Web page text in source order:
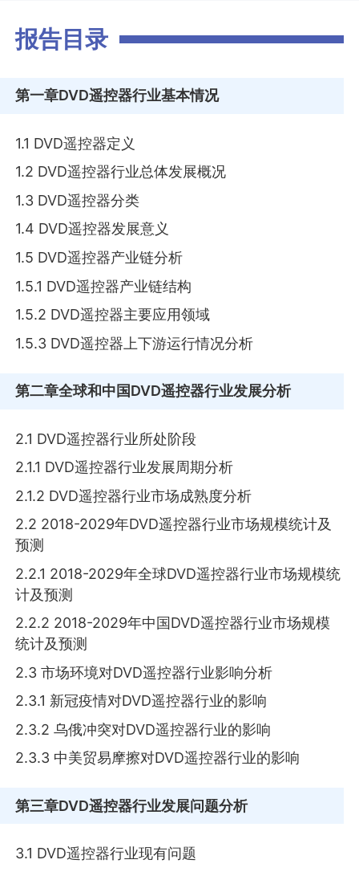
报告目录
第一章DVD遥控器行业基本情况
1.1 DVD遥控器定义
1.2 DVD遥控器行业总体发展概况
1.3 DVD遥控器分类
1.4 DVD遥控器发展意义
1.5 DVD遥控器产业链分析
1.5.1 DVD遥控器产业链结构
1.5.2 DVD遥控器主要应用领域
1.5.3 DVD遥控器上下游运行情况分析
第二章全球和中国DVD遥控器行业发展分析
2.1 DVD遥控器行业所处阶段
2.1.1 DVD遥控器行业发展周期分析
2.1.2 DVD遥控器行业市场成熟度分析
2.2 2018-2029年DVD遥控器行业市场规模统计及
预测
2.2.1 2018-2029年全球DVD遥控器行业市场规模统
计及预测
2.2.2 2018-2029年中国DVD遥控器行业市场规模
统计及预测
2.3 市场环境对DVD遥控器行业影响分析
2.3.1 新冠疫情对DVD遥控器行业的影响
2.3.2 乌俄冲突对DVD遥控器行业的影响
2.3.3 中美贸易摩擦对DVD遥控器行业的影响
第三章DVD遥控器行业发展问题分析
3.1 DVD遥控器行业现有问题